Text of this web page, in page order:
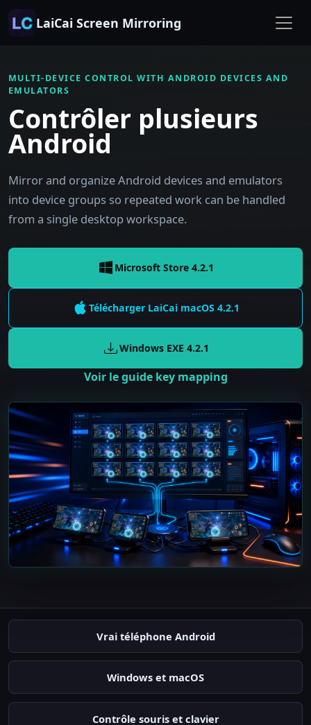
LaiCai Screen Mirroring
MULTI-DEVICE CONTROL WITH ANDROID DEVICES AND
EMULATORS
Contrôler plusieurs
Android
Mirror and organize Android devices and emulators
into device groups so repeated work can be handled
from a single desktop workspace.
Microsoft Store 4.2.1
Télécharger LaiCai macOS4.2.1
Windows EXE4.2.1
Voir le guide key mapping
Vrai téléphone Android
Windows et macOS
Contrôle souris et clavier